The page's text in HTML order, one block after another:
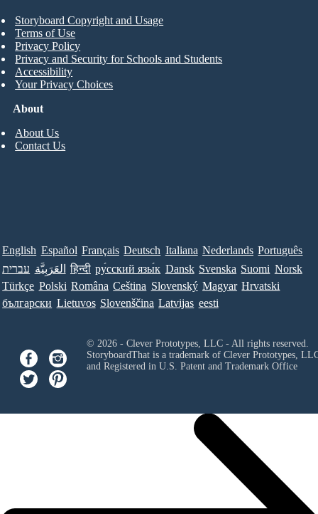
About
About Us
Contact Us
Storyboard Copyright and Usage
Terms of Use
Privacy Policy
Privacy and Security for Schools and Students
Accessibility
Your Privacy Choices
English Español Français Deutsch Italiana Nederlands Português
עברית العَرَبِيَّة हिन्दी ру́сский язы́к Dansk Svenska Suomi Norsk
Türkçe Polski Româna Ceština Slovenský Magyar Hrvatski
български Lietuvos Slovenščina Latvijas eesti
© 2026 - Clever Prototypes, LLC - All rights reserved.
StoryboardThat is a trademark of Clever Prototypes,
and Registered in U.S. Patent and Trademark Office